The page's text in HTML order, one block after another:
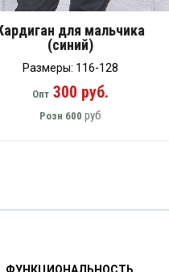
для мальчика
(синий)
Размеры: 116-128
Опт 300 руб.
Розн 600 руб